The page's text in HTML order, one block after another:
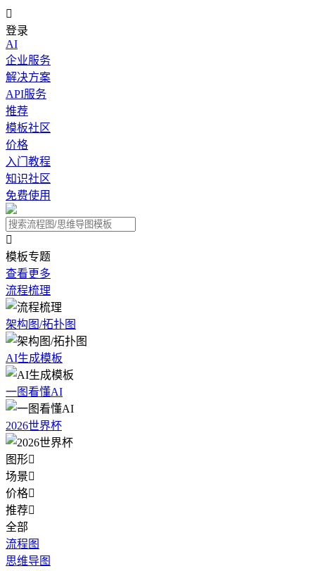

登录
AI
企业服务
解决方案
API服务
推荐
模板社区
价格
入门教程
知识社区
免费使用

模板专题
查看更多
流程梳理
架构图/拓扑图
AI生成模板
一图看懂AI
2026世界杯
图形
场景
价格
推荐
全部
流程图
思维导图